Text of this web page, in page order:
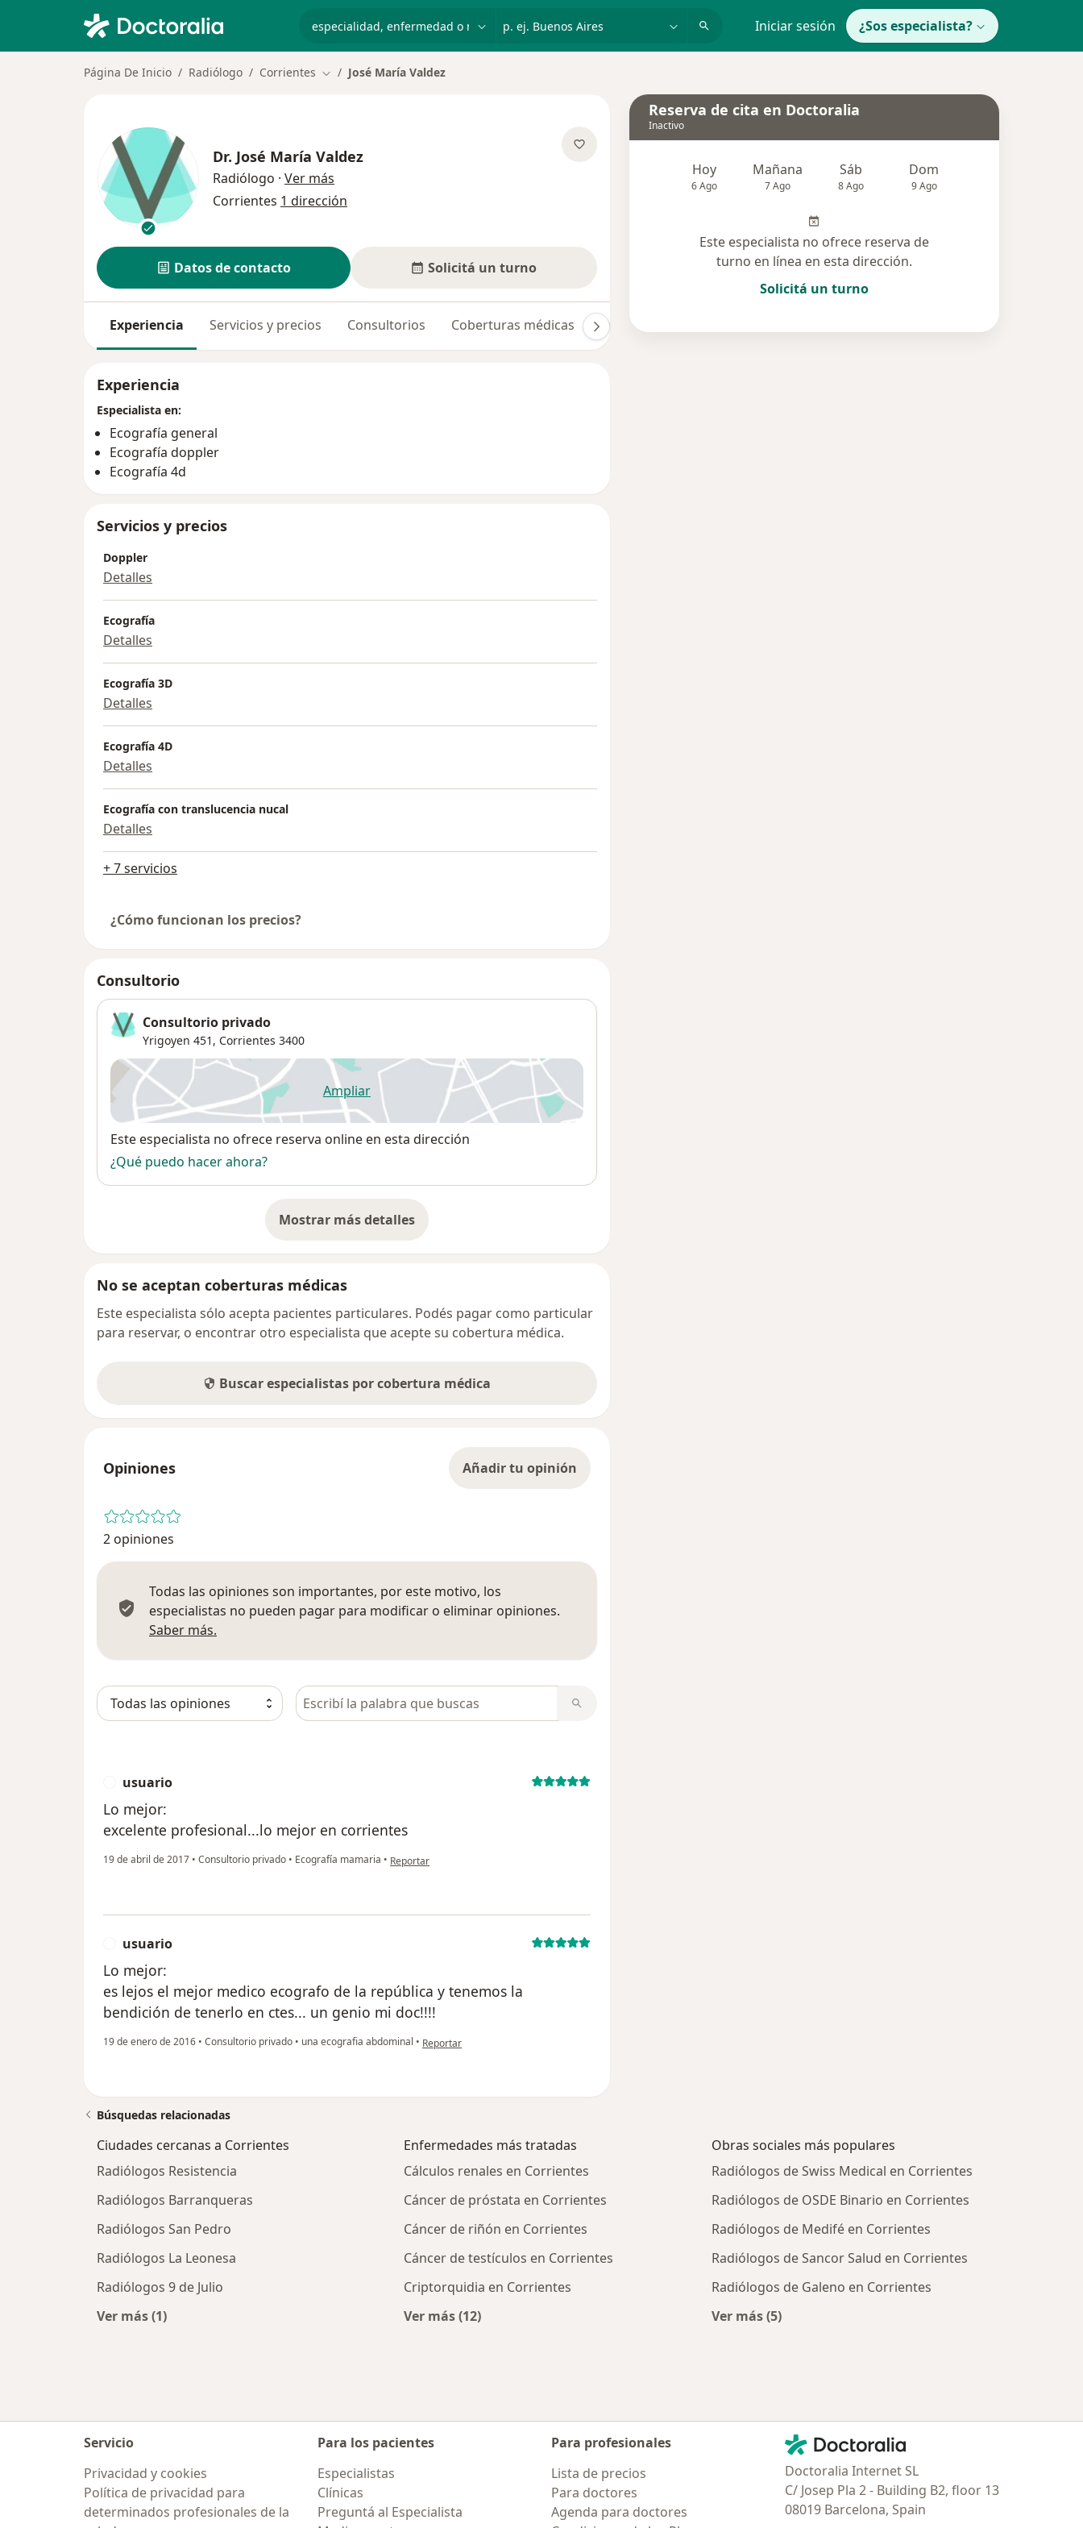
Iniciar sesión ¿Sos especialista?
Página De Inicio Radiólogo Corrientes Cambiar de ciudad
José María Valdez
Dr. José María Valdez
Radiólogo · Ver más
Corrientes 1 dirección
Datos de contacto Solicitá un turno
Experiencia Servicios y precios Consultorios Coberturas médicas Opiniones (2)
Experiencia
Especialista en:
Ecografía general
Ecografía doppler
Ecografía 4d
Servicios y precios
Doppler
Detalles
Ecografía
Detalles
Ecografía 3D
Detalles
Ecografía 4D
Detalles
Ecografía con translucencia nucal
Detalles
+ 7 servicios
¿Cómo funcionan los precios?
Consultorio
Consultorio privado
Yrigoyen 451, Corrientes 3400
Ampliarse abre en una nueva pestaña
Disponibilidad
Este especialista no ofrece reserva online en esta dirección
¿Qué puedo hacer ahora?
Mostrar más detalles
sobre la dirección
No se aceptan coberturas médicas
Este especialista sólo acepta pacientes particulares. Podés pagar como particular
para reservar, o encontrar otro especialista que acepte su cobertura médica.
Buscar especialistas por cobertura médica
Opiniones Añadir tu opinión
2 opiniones
Todas las opiniones son importantes, por este motivo, los
especialistas no pueden pagar para modificar o eliminar opiniones.
Saber más.
Busca en opiniones
usuario
Lo mejor:
excelente profesional...lo mejor en corrientes
19 de abril de 2017 • Consultorio privado • Ecografía mamaria • en opinión del usuario usuario
Reportar
usuario
Lo mejor:
es lejos el mejor medico ecografo de la república y tenemos la
bendición de tenerlo en ctes... un genio mi doc!!!!
19 de enero de 2016 • Consultorio privado • una ecografia abdominal • en opinión del usuario usuario
Reportar
Reserva de cita en Doctoralia
Inactivo
Hoy
6 Ago
Mañana
7 Ago
Sáb
8 Ago
Dom
9 Ago
Este especialista no ofrece reserva de
turno en línea en esta dirección.
Solicitá un turno
Búsquedas relacionadas
Ciudades cercanas a Corrientes
Radiólogos Resistencia
Radiólogos Barranqueras
Radiólogos San Pedro
Radiólogos La Leonesa
Radiólogos 9 de Julio
Ver más (1)
Enfermedades más tratadas
Cálculos renales en Corrientes
Cáncer de próstata en Corrientes
Cáncer de riñón en Corrientes
Cáncer de testículos en Corrientes
Criptorquidia en Corrientes
Ver más (12)
Obras sociales más populares
Radiólogos de Swiss Medical en Corrientes
Radiólogos de OSDE Binario en Corrientes
Radiólogos de Medifé en Corrientes
Radiólogos de Sancor Salud en Corrientes
Radiólogos de Galeno en Corrientes
Ver más (5)
Servicio
Privacidad y cookies
Política de privacidad para
determinados profesionales de la
Para los pacientes
Especialistas
Clínicas
Preguntá al Especialista
Para profesionales
Lista de precios
Para doctores
Agenda para doctores
Contacto
Doctoralia - Página de inicio
Doctoralia Internet SL
C/ Josep Pla 2 - Building B2, floor 13
08019 Barcelona, Spain